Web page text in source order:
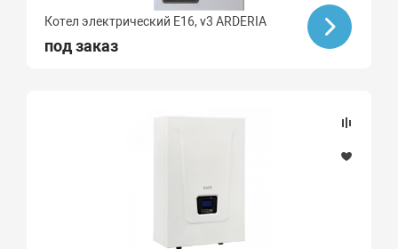
Котел электрический E16, v3 ARDERIA
под заказ